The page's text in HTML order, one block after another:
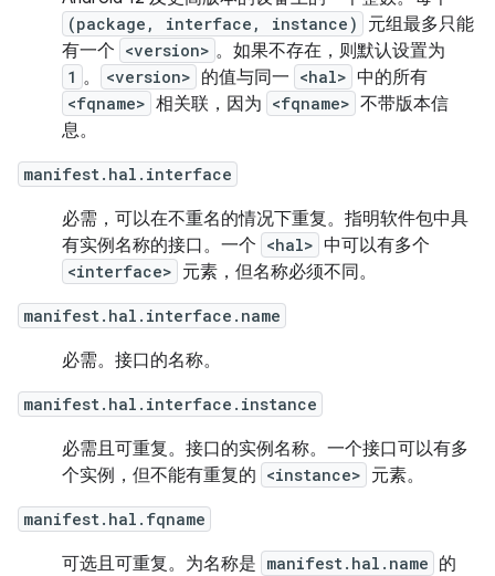
(package, interface, instance)
元组最多只能
有一个 <version> 。如果不存在，则默认设置为
1 。 <version> 的值与同一 <hal> 中的所有
<fqname> 相关联，因为 <fqname> 不带版本信
息。
manifest.hal.interface
必需，可以在不重名的情况下重复。指明软件包中具
有实例名称的接口。一个 <hal> 中可以有多个
<interface> 元素，但名称必须不同。
manifest.hal.interface.name
必需。接口的名称。
manifest.hal.interface.instance
必需且可重复。接口的实例名称。一个接口可以有多
个实例，但不能有重复的 <instance> 元素。
manifest.hal.fqname
可选且可重复。为名称是 manifest.hal.name 的